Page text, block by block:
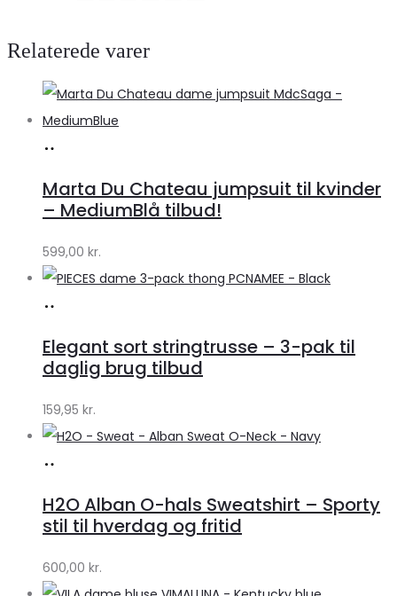
Relaterede varer
Klædeskabet.dk
Marta Du Chateau jumpsuit til kvinder
– MediumBlå tilbud!
599,00 kr.
Klædeskabet.dk
Elegant sort stringtrusse – 3-pak til
daglig brug tilbud
159,95 kr.
Lykke
Lykke
H2O Alban O-hals Sweatshirt – Sporty
stil til hverdag og fritid
600,00 kr.